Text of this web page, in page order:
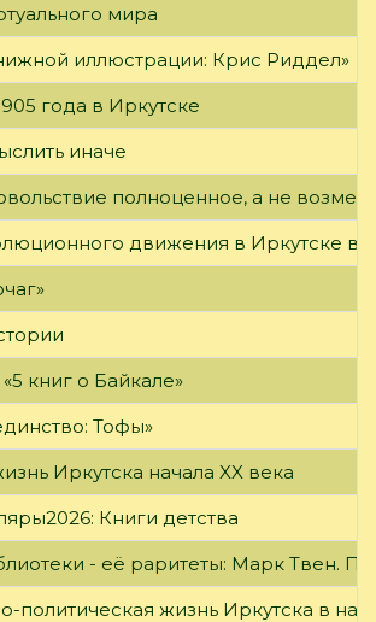
мира
иллюстрации: Крис Риддел»
года в Иркутске
иначе
полноценное, а не
движения в Иркутске в
книг о Байкале»
Тофы»
Иркутска начала XX века
Книги детства
- её раритеты: Марк Твен.
политическая жизнь Иркутска в